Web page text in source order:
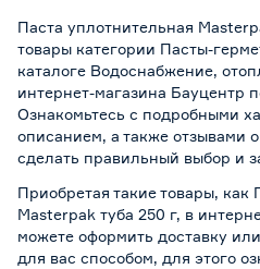
Паста уплотнительная
товары категории Пасты-
каталоге Водоснабжение,
интернет-магазина Бауцентр
Ознакомьтесь с подробными
описанием, а также отзывами
сделать правильный выбор и
Приобретая такие товары, как
Masterpak туба 250 г, в
можете оформить доставку
для вас способом, для этого